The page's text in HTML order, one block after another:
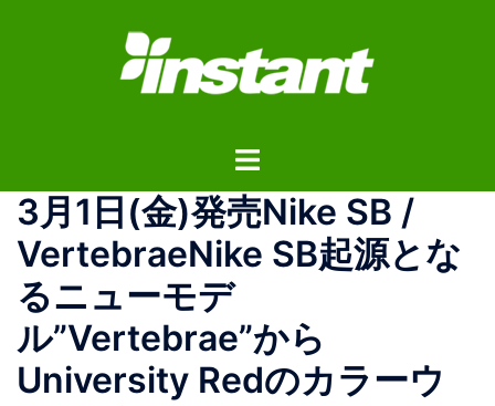
ス
ト
ル
ニ
ー
3月1日(金)発売Nike SB /
VertebraeNike SB起源とな
るニューモデ
ル”Vertebrae”から
University Redのカラーウ